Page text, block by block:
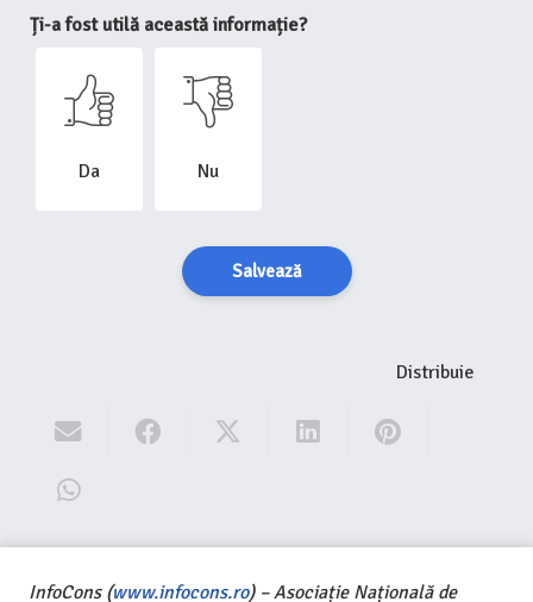
Ți-a fost utilă această informație?
Da Nu
Salvează
Distribuie
InfoCons (www.infocons.ro) – Asociație Națională de